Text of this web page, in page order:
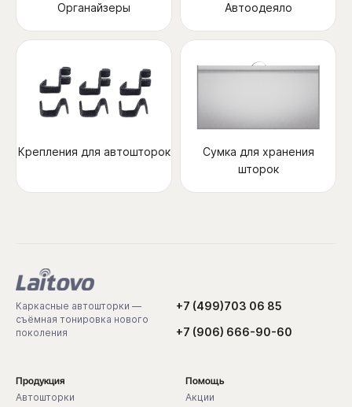
Органайзеры Автоодеяло
Крепления для автошторок
Сумка для хранения
шторок
Каркасные автошторки —
съёмная тонировка нового
поколения
+7 (499)703 06 85
+7 (906) 666-90-60
Продукция
Автошторки
Помощь
Акции